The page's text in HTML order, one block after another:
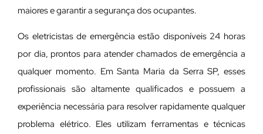
maiores e garantir a segurança dos ocupantes.
Os eletricistas de emergência estão disponíveis 24 horas
por dia, prontos para atender chamados de emergência a
qualquer momento. Em Santa Maria da Serra SP, esses
profissionais são altamente qualificados e possuem a
experiência necessária para resolver rapidamente qualquer
problema elétrico. Eles utilizam ferramentas e técnicas